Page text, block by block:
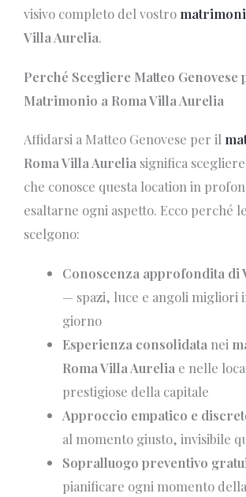
visivo completo del vostro
Villa Aurelia.
Perché Scegliere Matteo Genovese
Matrimonio a Roma Villa Aurelia
Affidarsi a Matteo Genovese per il
Roma Villa Aurelia significa
che conosce questa location in
esaltarne ogni aspetto. Ecco perché
scelgono:
Conoscenza approfondita di
— spazi, luce e angoli migliori
giorno
Esperienza consolidata nei
Roma Villa Aurelia e nelle
prestigiose della capitale
Approccio empatico e
al momento giusto, invisibile
Sopralluogo preventivo
pianificare ogni momento